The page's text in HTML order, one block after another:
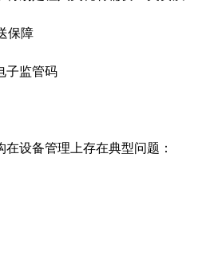
保障
子监管码
设备管理上存在典型问题：